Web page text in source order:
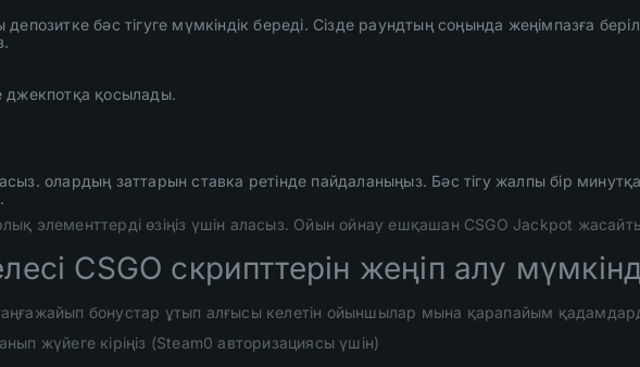
бәс тігуге мүмкіндік береді. Сізде раундтың соңында жеңімпазға
джекпотқа қосылады.
олардың заттарын ставка ретінде пайдаланыңыз. Бәс тігу жалпы бір
элементтерді өзіңіз үшін аласыз. Ойын ойнау ешқашан CSGO Jackpot
CSGO скрипттерін жеңіп алу
бонустар ұтып алғысы келетін ойыншылар мына қарапайым
жүйеге кіріңіз (Steam0 авторизациясы үшін)